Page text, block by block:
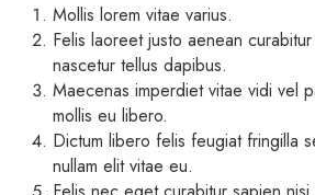
Mollis lorem vitae varius.
Felis laoreet justo aenean curabitur
nascetur tellus dapibus.
Maecenas imperdiet vitae vidi vel
mollis eu libero.
Dictum libero felis feugiat fringilla
nullam elit vitae eu.